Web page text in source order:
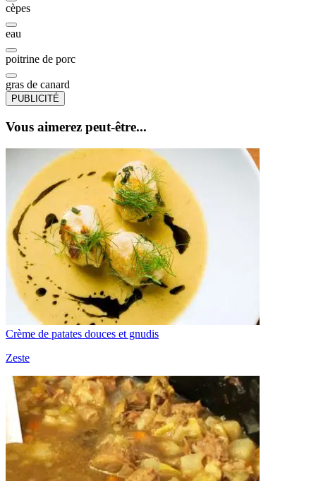
cèpes
eau
poitrine de porc
gras de canard
PUBLICITÉ
Vous aimerez peut-être...
Crème de patates douces et gnudis
Zeste